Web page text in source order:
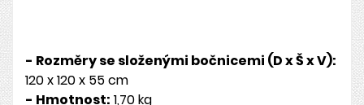
- Rozměry se složenými bočnicemi (D x Š x V):
120 x 120 x 55 cm
- Hmotnost: 1,70 kg